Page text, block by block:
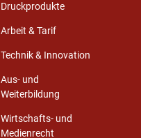
Druckprodukte
Arbeit & Tarif
Technik & Innovation
Aus- und
Weiterbildung
Wirtschafts- und
Medienrecht